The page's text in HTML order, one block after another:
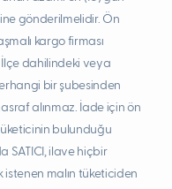
gönderilmelidir. Ön
kargo firması
İlçe dahilindeki veya
bir şubesinden
alınmaz. İade için ön
bulunduğu
SATICI, ilave hiçbir
malın tüketiciden